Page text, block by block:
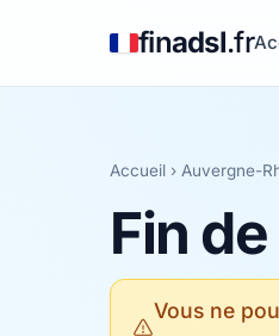
finadsl.fr
Accueil › Auvergne-
Fin
Vous ne